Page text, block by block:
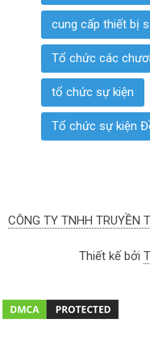
cung cấp thiết bị
Tổ chức các
tổ chức sự kiện
Tổ chức sự kiện
CÔNG TY TNHH TRUYỀN
Thiết kế bởi